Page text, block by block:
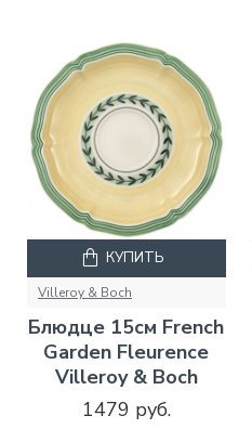
Villeroy & Boch
Блюдце 15см French
Garden Fleurence
Villeroy & Boch
1479 руб.
КУПИТЬ